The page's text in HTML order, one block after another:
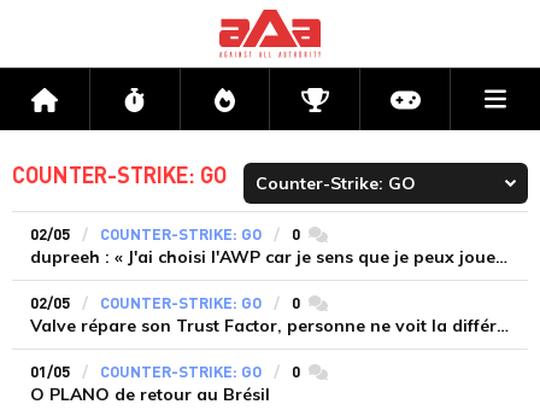
Accueil Flux Directs CompétitionsActu jeux
COUNTER-STRIKE: GO
02/05 COUNTER-STRIKE: GO 0 commentaires
dupreeh : « J'ai choisi l'AWP car je sens que je peux jouer ce nouveau rôle »
02/05 COUNTER-STRIKE: GO 0 commentaires
Valve répare son Trust Factor, personne ne voit la différence
01/05 COUNTER-STRIKE: GO 0 commentaires
O PLANO de retour au Brésil